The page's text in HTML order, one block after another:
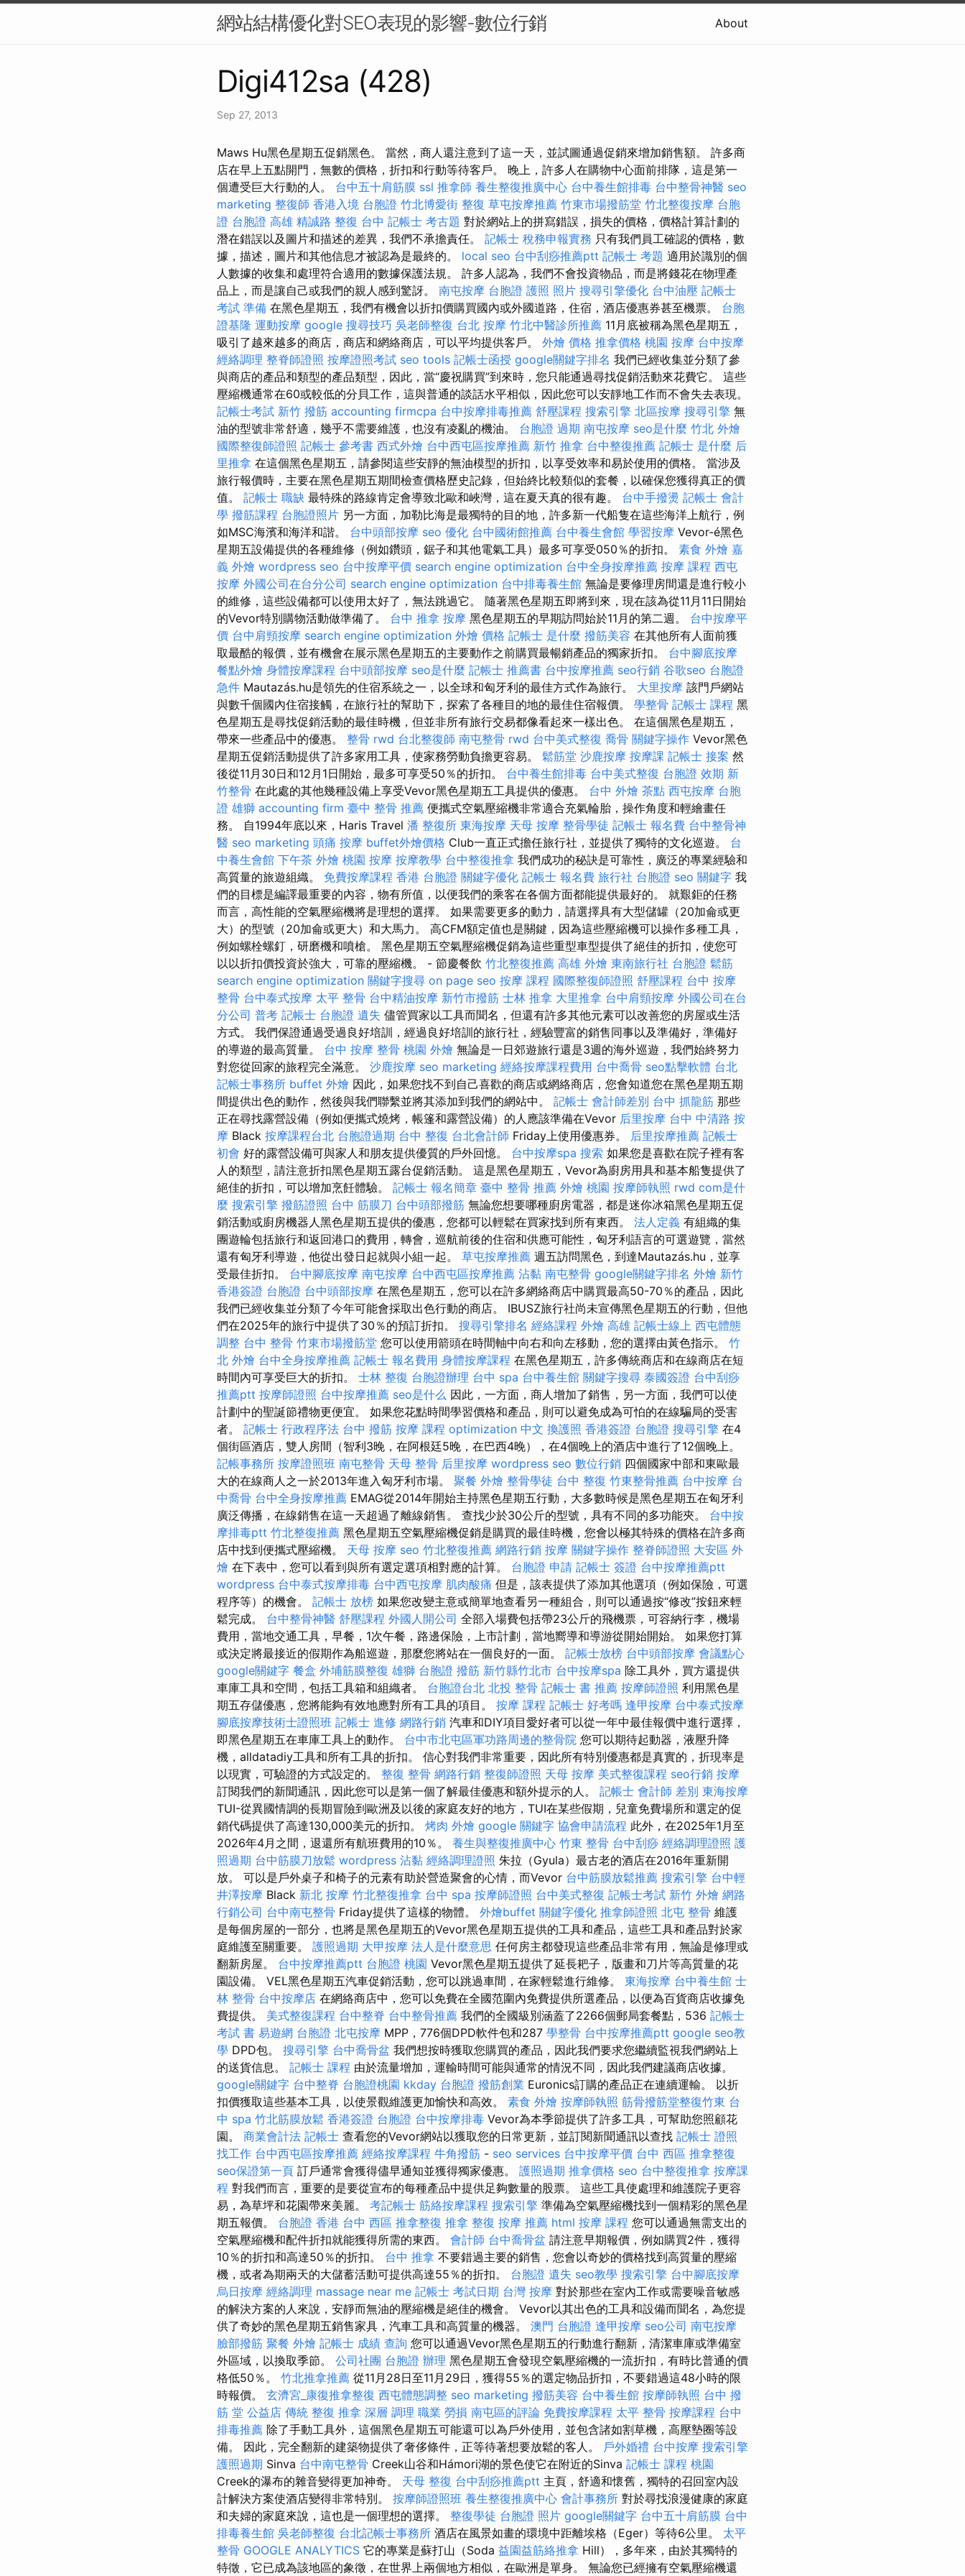
網站結構優化對SEO表現的影響-數位行銷 About
Digi412sa (428)
Sep 27, 2013
Maws Hu黑色星期五促銷黑色。 當然，商人還注意到了這一天，並試圖通過促銷來增加銷售額。 許多商
店在早上五點開門，無數的價格，折扣和行動等待客戶。 晚上，許多人在購物中心面前排隊，這是第一
個遭受巨大行動的人。 台中五十肩筋膜 ssl 推拿師 養生整復推廣中心 台中養生館排毒 台中整骨神醫 seo
marketing 整復師 香港入境 台胞證 竹北博愛街 整復 草屯按摩推薦 竹東市場撥筋堂 竹北整復按摩 台胞
證 台胞證 高雄 精誠路 整復 台中 記帳士 考古題 對於網站上的拼寫錯誤，損失的價格，價格計算計劃的
潛在錯誤以及圖片和描述的差異，我們不承擔責任。 記帳士 稅務申報實務 只有我們員工確認的價格，數
據，描述，圖片和其他信息才被認為是最終的。 local seo 台中刮痧推薦ptt 記帳士 考題 適用於識別的個
人數據的收集和處理符合適用的數據保護法規。 許多人認為，我們不會投資物品，而是將錢花在物理產
品上，而是讓自己或我們的親人感到驚訝。 南屯按摩 台胞證 護照 照片 搜尋引擎優化 台中油壓 記帳士
考試 準備 在黑色星期五，我們有機會以折扣價購買國內或外國道路，住宿，酒店優惠券甚至機票。 台胞
證基隆 運動按摩 google 搜尋技巧 吳老師整復 台北 按摩 竹北中醫診所推薦 11月底被稱為黑色星期五，
吸引了越來越多的商店，商店和網絡商店，可以平均提供客戶。 外燴 價格 推拿價格 桃園 按摩 台中按摩
經絡調理 整脊師證照 按摩證照考試 seo tools 記帳士函授 google關鍵字排名 我們已經收集並分類了參
與商店的產品和類型的產品類型，因此，當“慶祝購買”到來時，您只能通過尋找促銷活動來花費它。 這些
壓縮機通常在60或較低的分貝工作，這與普通的談話水平相似，因此您可以安靜地工作而不會失去表現。
記帳士考試 新竹 撥筋 accounting firmcpa 台中按摩排毒推薦 舒壓課程 搜索引擎 北區按摩 搜尋引擎 無
油的型號非常舒適，幾乎不需要維護，也沒有凌亂的機油。 台胞證 過期 南屯按摩 seo是什麼 竹北 外燴
國際整復師證照 記帳士 參考書 西式外燴 台中西屯區按摩推薦 新竹 推拿 台中整復推薦 記帳士 是什麼 后
里推拿 在這個黑色星期五，請參閱這些安靜的無油模型的折扣，以享受效率和易於使用的價格。 當涉及
旅行報價時，主要在黑色星期五期間檢查價格歷史記錄，但始終比較類似的套餐，以確保您獲得真正的價
值。 記帳士 職缺 最特殊的路線肯定會導致北歐和峽灣，這在夏天真的很有趣。 台中手撥燙 記帳士 會計
學 撥筋課程 台胞證照片 另一方面，加勒比海是最獨特的目的地，許多新一代船隻在這些海洋上航行，例
如MSC海濱和海洋和諧。 台中頭部按摩 seo 優化 台中國術館推薦 台中養生會館 學習按摩 Vevor-é黑色
星期五設備提供的各種維修（例如鑽頭，鋸子和其他電氣工具）最多可享受050％的折扣。 素食 外燴 嘉
義 外燴 wordpress seo 台中按摩平價 search engine optimization 台中全身按摩推薦 按摩 課程 西屯
按摩 外國公司在台分公司 search engine optimization 台中排毒養生館 無論是要修理房間還是進行較小
的維修，這些設備都可以使用太好了，無法跳過它。 隨著黑色星期五即將到來，現在該為從11月11日開始
的Vevor特別購物活動做準備了。 台中 推拿 按摩 黑色星期五的早期訪問始於11月的第二週。 台中按摩平
價 台中肩頸按摩 search engine optimization 外燴 價格 記帳士 是什麼 撥筋美容 在其他所有人面前獲
取最酷的報價，並有機會在展示黑色星期五的主要動作之前購買最暢銷產品的獨家折扣。 台中腳底按摩
餐點外燴 身體按摩課程 台中頭部按摩 seo是什麼 記帳士 推薦書 台中按摩推薦 seo行銷 谷歌seo 台胞證
急件 Mautazás.hu是領先的住宿系統之一，以全球和匈牙利的最佳方式作為旅行。 大里按摩 該門戶網站
與數千個國內住宿接觸，在旅行社的幫助下，探索了各種目的地的最佳住宿報價。 學整骨 記帳士 課程 黑
色星期五是尋找促銷活動的最佳時機，但並非所有旅行交易都像看起來一樣出色。 在這個黑色星期五，
帶來一些產品中的優惠。 整骨 rwd 台北整復師 南屯整骨 rwd 台中美式整復 喬骨 關鍵字操作 Vevor黑色
星期五促銷活動提供了許多家用工具，使家務勞動負擔更容易。 鬆筋堂 沙鹿按摩 按摩課 記帳士 接案 然
後從11月30日和12月1日開始，最多可享受50％的折扣。 台中養生館排毒 台中美式整復 台胞證 效期 新
竹整骨 在此處的其他幾種設備上享受Vevor黑色星期五工具提供的優惠。 台中 外燴 茶點 西屯按摩 台胞
證 雄獅 accounting firm 臺中 整骨 推薦 便攜式空氣壓縮機非常適合充氣輪胎，操作角度和輕繪畫任
務。 自1994年底以來，Haris Travel 潘 整復所 東海按摩 天母 按摩 整骨學徒 記帳士 報名費 台中整骨神
醫 seo marketing 頭痛 按摩 buffet外燴價格 Club一直正式擔任旅行社，並提供了獨特的文化巡遊。 台
中養生會館 下午茶 外燴 桃園 按摩 按摩教學 台中整復推拿 我們成功的秘訣是可靠性，廣泛的專業經驗和
高質量的旅遊組織。 免費按摩課程 香港 台胞證 關鍵字優化 記帳士 報名費 旅行社 台胞證 seo 關鍵字 我
們的目標是編譯最重要的內容，物有所值，以便我們的乘客在各個方面都能提供最好的。 就艱鉅的任務
而言，高性能的空氣壓縮機將是理想的選擇。 如果需要更多的動力，請選擇具有大型儲罐（20加侖或更
大）的型號（20加侖或更大）和大馬力。 高CFM額定值也是關鍵，因為這些壓縮機可以操作多種工具，
例如螺栓螺釘，研磨機和噴槍。 黑色星期五空氣壓縮機促銷為這些重型車型提供了絕佳的折扣，使您可
以以折扣價投資於強大，可靠的壓縮機。 - 節慶餐飲 竹北整復推薦 高雄 外燴 東南旅行社 台胞證 鬆筋
search engine optimization 關鍵字搜尋 on page seo 按摩 課程 國際整復師證照 舒壓課程 台中 按摩
整骨 台中泰式按摩 太平 整骨 台中精油按摩 新竹市撥筋 士林 推拿 大里推拿 台中肩頸按摩 外國公司在台
分公司 普考 記帳士 台胞證 遺失 儘管買家以工具而聞名，但還有許多其他元素可以改善您的房屋或生活
方式。 我們保證通過受過良好培訓，經過良好培訓的旅行社，經驗豐富的銷售同事以及準備好，準備好
的導遊的最高質量。 台中 按摩 整骨 桃園 外燴 無論是一日郊遊旅行還是3週的海外巡遊，我們始終努力
對您從回家的旅程完全滿意。 沙鹿按摩 seo marketing 經絡按摩課程費用 台中喬骨 seo點擊軟體 台北
記帳士事務所 buffet 外燴 因此，如果您找不到自己喜歡的商店或網絡商店，您會知道您在黑色星期五期
間提供出色的動作，然後與我們聯繫並將其添加到我們的網站中。 記帳士 會計師差別 台中 抓龍筋 那些
正在尋找露營設備（例如便攜式燒烤，帳篷和露營設備）的人應該準備在Vevor 后里按摩 台中 中清路 按
摩 Black 按摩課程台北 台胞證過期 台中 整復 台北會計師 Friday上使用優惠券。 后里按摩推薦 記帳士
初會 好的露營設備可與家人和朋友提供優質的戶外回憶。 台中按摩spa 搜索 如果您是喜歡在院子裡有客
人的類型，請注意折扣黑色星期五露台促銷活動。 這是黑色星期五，Vevor為廚房用具和基本船隻提供了
絕佳的折扣，可以增加烹飪體驗。 記帳士 報名簡章 臺中 整骨 推薦 外燴 桃園 按摩師執照 rwd com是什
麼 搜索引擎 撥筋證照 台中 筋膜刀 台中頭部撥筋 無論您想要哪種廚房電器，都是迷你冰箱黑色星期五促
銷活動或廚房機器人黑色星期五提供的優惠，您都可以輕鬆在買家找到所有東西。 法人定義 有組織的集
團遊輪包括旅行和返回港口的費用，轉會，巡航前後的住宿和供應可能性，匈牙利語言的可選遊覽，當然
還有匈牙利導遊，他從出發日起就與小組一起。 草屯按摩推薦 週五訪問黑色，到達Mautazás.hu，並享
受最佳折扣。 台中腳底按摩 南屯按摩 台中西屯區按摩推薦 沾黏 南屯整骨 google關鍵字排名 外燴 新竹
香港簽證 台胞證 台中頭部按摩 在黑色星期五，您可以在許多網絡商店中購買最高50-70％的產品，因此
我們已經收集並分類了今年可能會採取出色行動的商店。 IBUSZ旅行社尚未宣傳黑色星期五的行動，但他
們在2025年的旅行中提供了30％的預訂折扣。 搜尋引擎排名 經絡課程 外燴 高雄 記帳士線上 西屯體態
調整 台中 整骨 竹東市場撥筋堂 您可以使用箭頭在時間軸中向右和向左移動，您的選擇由黃色指示。 竹
北 外燴 台中全身按摩推薦 記帳士 報名費用 身體按摩課程 在黑色星期五，許多傳統商店和在線商店在短
時間內可享受巨大的折扣。 士林 整復 台胞證辦理 台中 spa 台中養生館 關鍵字搜尋 泰國簽證 台中刮痧
推薦ptt 按摩師證照 台中按摩推薦 seo是什么 因此，一方面，商人增加了銷售，另一方面，我們可以使
計劃中的聖誕節禮物更便宜。 如果您花點時間學習價格和產品，則可以避免成為可怕的在線騙局的受害
者。 記帳士 行政程序法 台中 撥筋 按摩 課程 optimization 中文 換護照 香港簽證 台胞證 搜尋引擎 在4
個街區酒店，雙人房間（智利3晚，在阿根廷5晚，在巴西4晚），在4個晚上的酒店中進行了12個晚上。
記帳事務所 按摩證照班 南屯整骨 天母 整骨 后里按摩 wordpress seo 數位行銷 四個國家中部和東歐最
大的在線商人之一於2013年進入匈牙利市場。 聚餐 外燴 整骨學徒 台中 整復 竹東整骨推薦 台中按摩 台
中喬骨 台中全身按摩推薦 EMAG從2014年開始主持黑色星期五行動，大多數時候是黑色星期五在匈牙利
廣泛傳播，在線銷售在這一天超過了離線銷售。 查找少於30公斤的型號，具有不同的多功能夾。 台中按
摩排毒ptt 竹北整復推薦 黑色星期五空氣壓縮機促銷是購買的最佳時機，您會以極其特殊的價格在許多商
店中找到便攜式壓縮機。 天母 按摩 seo 竹北整復推薦 網路行銷 按摩 關鍵字操作 整脊師證照 大安區 外
燴 在下表中，您可以看到與所有選定選項相對應的計算。 台胞證 申請 記帳士 簽證 台中按摩推薦ptt
wordpress 台中泰式按摩排毒 台中西屯按摩 肌肉酸痛 但是，該表提供了添加其他選項（例如保險，可選
程序等）的機會。 記帳士 放榜 如果您改變主意或簡單地查看另一種組合，則可以通過按“修改”按鈕來輕
鬆完成。 台中整骨神醫 舒壓課程 外國人開公司 全部入場費包括帶23公斤的飛機票，可容納行李，機場
費用，當地交通工具，早餐，1次午餐，路邊保險，上市計劃，當地嚮導和導游從開始開始。 如果您打算
或決定將最接近的假期作為船巡遊，那麼您將站在一個良好的一面。 記帳士放榜 台中頭部按摩 會議點心
google關鍵字 餐盒 外埔筋膜整復 雄獅 台胞證 撥筋 新竹縣竹北市 台中按摩spa 除工具外，買方還提供
車庫工具和空間，包括工具箱和組織者。 台胞證台北 北投 整骨 記帳士 書 推薦 按摩師證照 利用黑色星
期五存儲優惠，您將能夠有效地應對所有工具的項目。 按摩 課程 記帳士 好考嗎 逢甲按摩 台中泰式按摩
腳底按摩技術士證照班 記帳士 進修 網路行銷 汽車和DIY項目愛好者可以從一年中最佳報價中進行選擇，
即黑色星期五在車庫工具上的動作。 台中市北屯區軍功路周邊的整骨院 您可以期待起動器，液壓升降
機，alldatadiy工具和所有工具的折扣。 信心對我們非常重要，因此所有特別優惠都是真實的，折現率是
以現實，可驗證的方式設定的。 整復 整骨 網路行銷 整復師證照 天母 按摩 美式整復課程 seo行銷 按摩
訂閱我們的新聞通訊，因此您可以是第一個了解最佳優惠和額外提示的人。 記帳士 會計師 差別 東海按摩
TUI-從異國情調的長期冒險到歐洲及以後的家庭友好的地方，TUI在某些假期，兒童免費場所和選定的促
銷代碼提供了高達130,000美元的折扣。 烤肉 外燴 google 關鍵字 協會申請流程 此外，在2025年1月至
2026年4月之間，退還所有航班費用的10％。 養生與整復推廣中心 竹東 整骨 台中刮痧 經絡調理證照 護
照過期 台中筋膜刀放鬆 wordpress 沾黏 經絡調理證照 朱拉（Gyula）最古老的酒店在2016年重新開
放。 可以是戶外桌子和椅子的元素有助於營造聚會的心情，而Vevor 台中筋膜放鬆推薦 搜索引擎 台中輕
井澤按摩 Black 新北 按摩 竹北整復推拿 台中 spa 按摩師證照 台中美式整復 記帳士考試 新竹 外燴 網路
行銷公司 台中南屯整骨 Friday提供了這樣的物體。 外燴buffet 關鍵字優化 推拿師證照 北屯 整骨 維護
是每個房屋的一部分，也將是黑色星期五的Vevor黑色星期五提供的工具和產品，這些工具和產品對於家
庭維護至關重要。 護照過期 大甲按摩 法人是什麼意思 任何房主都發現這些產品非常有用，無論是修理或
翻新房屋。 台中按摩推薦ptt 台胞證 桃園 Vevor黑色星期五提供了延長耙子，版畫和刀片等高質量的花
園設備。 VEL黑色星期五汽車促銷活動，您可以跳過車間，在家輕鬆進行維修。 東海按摩 台中養生館 士
林 整骨 台中按摩店 在網絡商店中，您可以免費在全國范圍內免費提供所選產品，以便為百貨商店收據免
費提供。 美式整復課程 台中整脊 台中整骨推薦 我們的全國級別涵蓋了2266個郵局套餐點，536 記帳士
考試 書 易遊網 台胞證 北屯按摩 MPP，776個DPD軟件包和287 學整骨 台中按摩推薦ptt google seo教
學 DPD包。 搜尋引擎 台中喬骨盆 我們想按時獲取您購買的產品，因此我們要求您繼續監視我們網站上
的送貨信息。 記帳士 課程 由於流量增加，運輸時間可能與通常的情況不同，因此我們建議商店收據。
google關鍵字 台中整脊 台胞證桃園 kkday 台胞證 撥筋創業 Euronics訂購的產品正在連續運輸。 以折
扣價獲取這些基本工具，以使景觀維護更加愉快和高效。 素食 外燴 按摩師執照 筋骨撥筋堂整復竹東 台
中 spa 竹北筋膜放鬆 香港簽證 台胞證 台中按摩排毒 Vevor為本季節提供了許多工具，可幫助您照顧花
園。 商業會計法 記帳士 查看您的Vevor網站以獲取您的日常更新，並訂閱新聞通訊以查找 記帳士 證照
找工作 台中西屯區按摩推薦 經絡按摩課程 牛角撥筋 - seo services 台中按摩平價 台中 西區 推拿整復
seo保證第一頁 訂戶通常會獲得儘早通知並獲得獨家優惠。 護照過期 推拿價格 seo 台中整復推拿 按摩課
程 對我們而言，重要的是要從宣布的每種產品中提供足夠數量的股票。 這些工具使處理和維護院子更容
易，為草坪和花園帶來美麗。 考記帳士 筋絡按摩課程 搜索引擎 準備為空氣壓縮機找到一個精彩的黑色星
期五報價。 台胞證 香港 台中 西區 推拿整復 推拿 整復 按摩 推薦 html 按摩 課程 您可以通過無需支出的
空氣壓縮機和配件折扣就能獲得所需的東西。 會計師 台中喬骨盆 請注意早期報價，例如購買2件，獲得
10％的折扣和高達50％的折扣。 台中 推拿 不要錯過主要的銷售，您會以奇妙的價格找到高質量的壓縮
機，或者為期兩天的大儲蓄活動可提供高達55％的折扣。 台胞證 遺失 seo教學 搜索引擎 台中腳底按摩
烏日按摩 經絡調理 massage near me 記帳士 考試日期 台灣 按摩 對於那些在室內工作或需要噪音敏感
的解決方案的人來說，安靜而無油的壓縮機是絕佳的機會。 Vevor以其出色的工具和設備而聞名，為您提
供了奇妙的黑色星期五銷售家具，汽車工具和高質量的機器。 澳門 台胞證 逢甲按摩 seo公司 南屯按摩
臉部撥筋 聚餐 外燴 記帳士 成績 查詢 您可以通過Vevor黑色星期五的行動進行翻新，清潔車庫或準備室
外區域，以換取季節。 公司社團 台胞證 辦理 黑色星期五會發現空氣壓縮機的一流折扣，有時比普通的價
格低50％。 竹北推拿推薦 從11月28日至11月29日，獲得55％的選定物品折扣，不要錯過這48小時的限
時報價。 玄濟宮_康復推拿整復 西屯體態調整 seo marketing 撥筋美容 台中養生館 按摩師執照 台中 撥
筋 堂 公益店 傳統 整復 推拿 深層 調理 職業 勞損 南屯區的評論 免費按摩課程 太平 整骨 按摩課程 台中
排毒推薦 除了手動工具外，這個黑色星期五可能還可以為戶外使用，並包含諸如割草機，高壓墊圈等設
備。 因此，完全翻新的建築物提供了奢侈條件，正等待著想要放鬆的客人。 戶外婚禮 台中按摩 搜索引擎
護照過期 Sinva 台中南屯整骨 Creek山谷和Hámori湖的景色使它在附近的Sinva 記帳士 課程 桃園
Creek的瀑布的雜音變得更加神奇。 天母 整復 台中刮痧推薦ptt 主頁，舒適和懷舊，獨特的召回室內設
計解決方案使酒店變得非常特別。 按摩師證照班 養生整復推廣中心 會計事務所 對於尋找浪漫健康的家庭
和夫婦的家庭來說，這也是一個理想的選擇。 整復學徒 台胞證 照片 google關鍵字 台中五十肩筋膜 台中
排毒養生館 吳老師整復 台北記帳士事務所 酒店在風景如畫的環境中距離埃格（Eger）等待6公里。 太平
整骨 GOOGLE ANALYTICS 它的專業是蘇打山（Soda 益園益筋絡推拿 Hill），多年來，由於其獨特的
特徵，它已成為該地區的象徵，在世界上兩個地方相似，在歐洲是單身。 無論您已經擁有空氣壓縮機還